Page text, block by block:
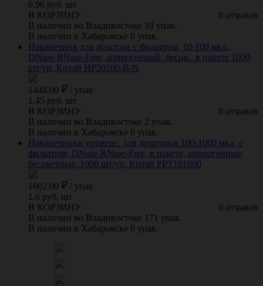
0.96 руб. шт
0 отзывов
В КОРЗИНУ
В наличии во Владивостоке 19 упак.
В наличии в Хабаровске 0 упак.
Наконечник для дозатора с фильтром, 10-100 мкл.,
DNase-RNase-Free, апирогенный, бесцв., в пакете 1000
шт/уп, Китай HP20100-B-N
1448.00 / упак
1.45 руб. шт
0 отзывов
В КОРЗИНУ
В наличии во Владивостоке 2 упак.
В наличии в Хабаровске 0 упак.
Наконечники универс. для дозаторов 100-1000 мкл, с
фильтром, DNase-RNase-Free, в пакете, апирогенные,
бесцветные, 1000 шт/уп, Китай PPT101000
1602.00 / упак
1.6 руб. шт
0 отзывов
В КОРЗИНУ
В наличии во Владивостоке 171 упак.
В наличии в Хабаровске 0 упак.